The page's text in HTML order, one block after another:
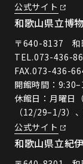
公式サイト
和歌山県立博
〒640-8137 和
TEL.073-436-
FAX.073-436-
開館時間：
休館日：月曜日
（12/29–1/3）
公式サイト
和歌山県立紀